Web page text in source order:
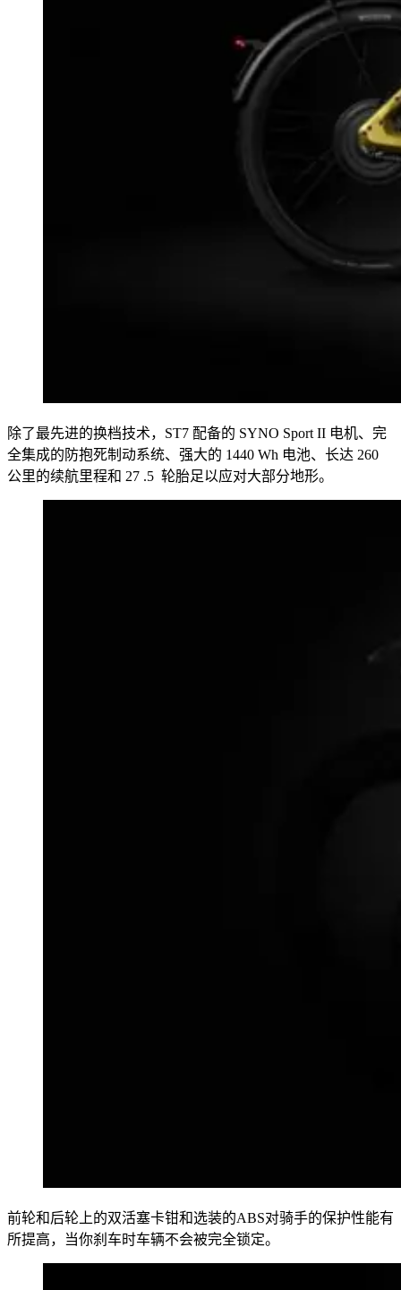
除了最先进的换档技术，ST7 配备的 SYNO Sport II 电机、完
全集成的防抱死制动系统、强大的 1440 Wh 电池、长达 260
公里的续航里程和 27 .5 轮胎足以应对大部分地形。
前轮和后轮上的双活塞卡钳和选装的ABS对骑手的保护性能有
所提高，当你刹车时车辆不会被完全锁定。